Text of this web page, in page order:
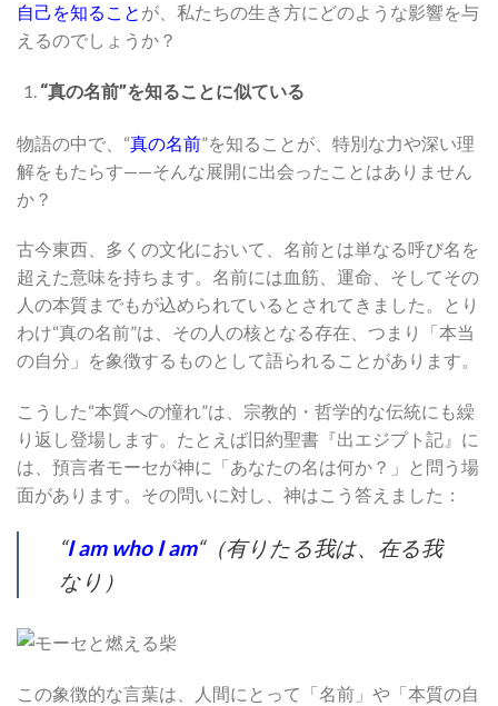
自己を知ること が、私たちの生き方にどのような影響を与
えるのでしょうか？
“真の名前”を知ることに似ている
物語の中で、“真の名前”を知ることが、特別な力や深い理
解をもたらす——そんな展開に出会ったことはありません
か？
古今東西、多くの文化において、名前とは単なる呼び名を
超えた意味を持ちます。名前には血筋、運命、そしてその
人の本質までもが込められているとされてきました。とり
わけ“真の名前”は、その人の核となる存在、つまり「本当
の自分」を象徴するものとして語られることがあります。
こうした“本質への憧れ”は、宗教的・哲学的な伝統にも繰
り返し登場します。たとえば旧約聖書『出エジプト記』に
は、預言者モーセが神に「あなたの名は何か？」と問う場
面があります。その問いに対し、神はこう答えました：
“I am who I am“（有りたる我は、在る我
なり）
この象徴的な言葉は、人間にとって「名前」や「本質の自